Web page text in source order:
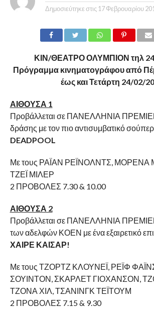
Δημοσιεύτηκε στις 17 Φεβρουαρίου
ΚΙΝ/ΘΕΑΤΡΟ ΟΛΥΜΠΙΟΝ τηλ
Πρόγραμμα κινηματογράφου από
έως και Τετάρτη 24/02/
ΑΙΘΟΥΣΑ 1
Προβάλλεται σε ΠΑΝΕΛΛΗΝΙΑ
δράσης με τον πιο αντισυμβατικό
DEADPOOL
Με τους ΡΑΪΑΝ ΡΕΪΝΟΛΝΤΣ, ΜΟΡΕΝΑ
ΤΖΕΪ ΜΙΛΕΡ
2 ΠΡΟΒΟΛΕΣ 7.30 & 10.00
ΑΙΘΟΥΣΑ 2
Προβάλλεται σε ΠΑΝΕΛΛΗΝΙΑ
των αδελφών ΚΟΕΝ με ένα εξαιρετικό
ΧΑΙΡΕ ΚΑΙΣΑΡ!
Με τους ΤΖΟΡΤΖ ΚΛΟΥΝΕΪ, ΡΕΪΦ
ΣΟΥΙΝΤΟΝ, ΣΚΑΡΛΕΤ ΓΙΟΧΑΝΣΟΝ,
ΤΖΟΝΑ ΧΙΛ, ΤΣΑΝΙΝΓΚ ΤΕΪΤΟΥΜ
2 ΠΡΟΒΟΛΕΣ 7.15 & 9.30